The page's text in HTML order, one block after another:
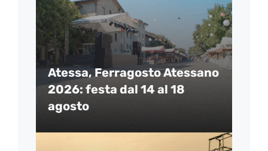
Atessa, Ferragosto Atessano
2026: festa dal 14 al 18
agosto